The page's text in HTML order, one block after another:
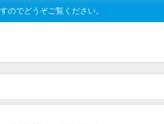
のでどうぞご覧ください。